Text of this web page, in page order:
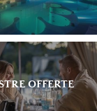
OFFERTE